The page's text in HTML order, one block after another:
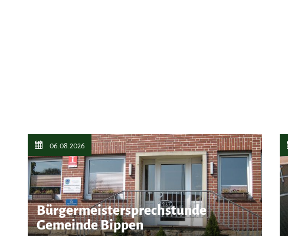
06.08.2026
Bürgermeistersprechstunde
Gemeinde Bippen